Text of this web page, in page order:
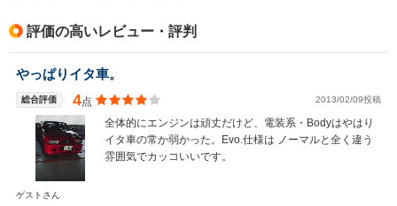
駆動方式 FF、4WD
評価の高いレビュー・評判
やっぱりイタ車。
総合評価 4点 2013/02/09投稿
全体的にエンジンは頑丈だけど、電装系・Bodyはやはり
イタ車の常か弱かった。Evo.仕様は ノーマルと全く違う
雰囲気でカッコいいです。
ゲストさん